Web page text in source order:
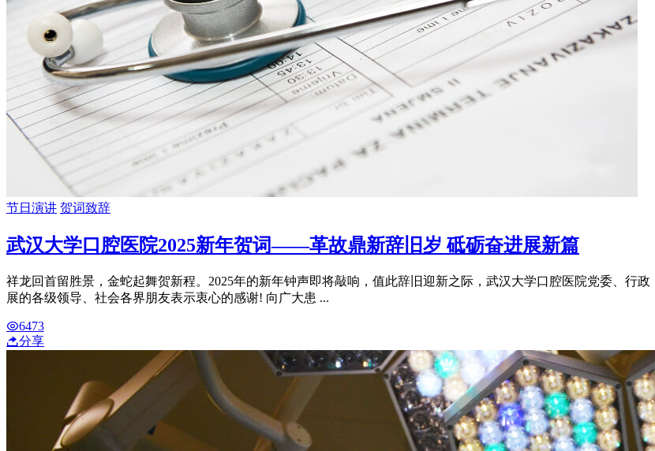
节日演讲 贺词致辞
武汉大学口腔医院2025新年贺词——革故鼎新辞旧岁 砥砺奋进展新篇
祥龙回首留胜景，金蛇起舞贺新程。2025年的新年钟声即将敲响，值此辞旧迎新之际，武汉大学口腔医院党委、行
展的各级领导、社会各界朋友表示衷心的感谢! 向广大患 ...
6473
分享